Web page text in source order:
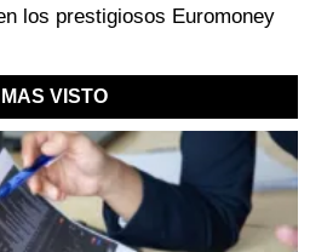
los prestigiosos Euromoney
MAS VISTO